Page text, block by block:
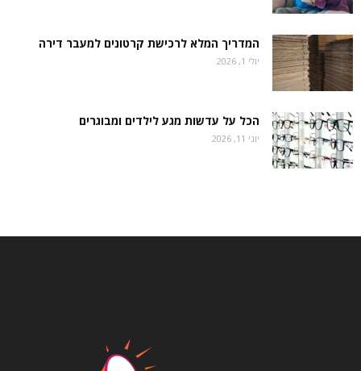
המדריך המלא לרכישת קרטונים למעבר דירה
יולי 1, 2026
הכל על עדשות מגע לילדים ומבוגרים
יוני 11, 2026